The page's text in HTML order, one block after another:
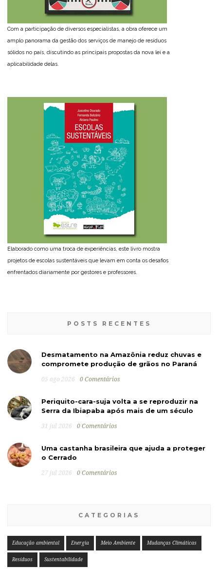
Com a participação de diversos especialistas, a obra oferece um
amplo panorama da gestão dos serviços de manejo de resíduos
sólidos no país, discutindo as principais propostas da nova lei e a
aplicabilidade delas.
Elaborado como uma troca de experiências, este livro mostra
projetos de escolas sustentáveis que levam em conta os desafios
enfrentados diariamente por gestores e professores.
POSTS RECENTES
Desmatamento na Amazônia reduz chuvas e
compromete produção de grãos no Paraná
05 ago 2026 0 Comentários
Periquito-cara-suja volta a se reproduzir na
Serra da Ibiapaba após mais de um século
31 jul 2026 0 Comentários
Uma castanha brasileira que ajuda a proteger
o Cerrado
27 jul 2026 0 Comentários
CATEGORIAS
Educação ambiental Energia Meio Ambiente Mudanças Climáticas
Resíduos Sustentabilidade